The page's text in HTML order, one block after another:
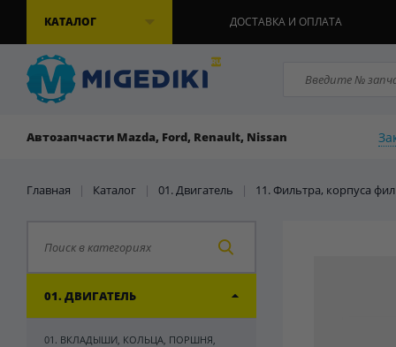
КАТАЛОГ ДОСТАВКА И ОПЛАТА
Автозапчасти Mazda, Ford, Renault, Nissan
Главная | Каталог | 01. Двигатель | 11. Фильтра, корпуса
01. ДВИГАТЕЛЬ
01. ВКЛАДЫШИ, КОЛЬЦА, ПОРШНЯ,